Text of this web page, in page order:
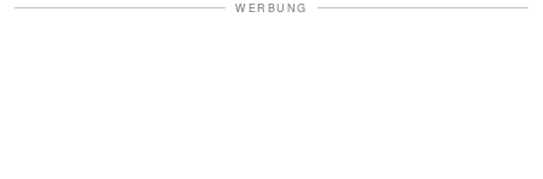
WERBUNG